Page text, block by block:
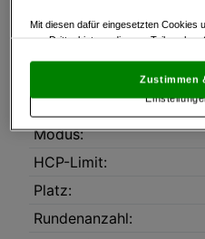
Ergebnis_Netto.pdf
Plakat_2025.pdf
Modus:
HCP-Limit:
Platz:
Rundenanzahl:
Mit diesen dafür eingesetzten Cookies
von Drittanbietern, die zum Teil auch
angemessenes Datenschutzniveau
das Risiko, dass Ihre Daten dem
Überwachungszwecken unterliegen
Rechtsbehelfe zur Verfügung stehen.
Mit Klick auf „Zustimmen &
In den Einstellungen können Sie
Interessen einlegen. Klicken Sie dazu
Zustimmen